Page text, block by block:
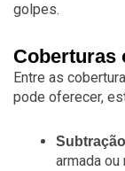
golpes.
Coberturas
Entre as
pode oferecer,
armada ou